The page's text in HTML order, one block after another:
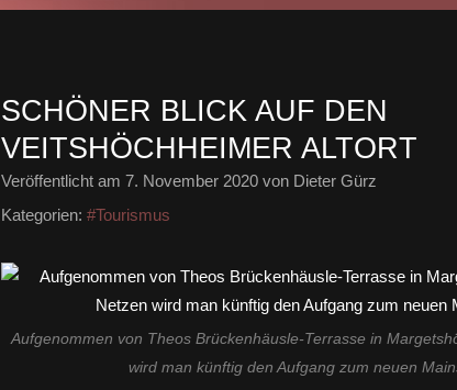
SCHÖNER BLICK AUF DEN
VEITSHÖCHHEIMER ALTORT
Veröffentlicht am 7. November 2020 von Dieter Gürz
Kategorien: #Tourismus
Aufgenommen von Theos Brückenhäusle-Terrasse in
wird man künftig den Aufgang zum neuen